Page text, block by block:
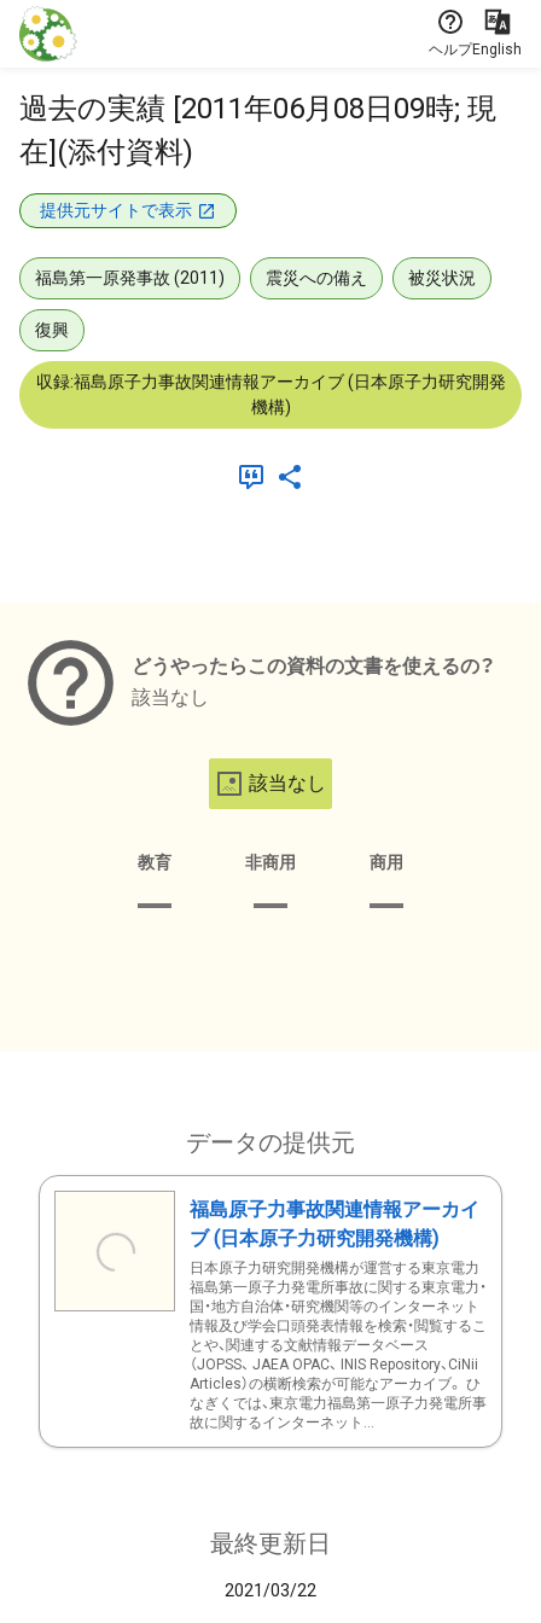
本文に飛ぶ
ヘルプEnglish
過去の実績 [2011年06月08日09時; 現
在](添付資料)
提供元サイトで表示
福島第一原発事故 (2011) 震災への備え 被災状況
復興
収録:福島原子力事故関連情報アーカイブ (日本原子力研究開発
機構)
どうやったらこの資料の文書を使えるの？
該当なし
該当なし
教育 非商用 商用
データの提供元
福島原子力事故関連情報アーカイ
ブ (日本原子力研究開発機構)
日本原子力研究開発機構が運営する東京電力
福島第一原子力発電所事故に関する東京電力・
国・地方自治体・研究機関等のインターネット
情報及び学会口頭発表情報を検索・閲覧するこ
とや、関連する文献情報データベース
（JOPSS、 JAEA OPAC、 INIS Repository、CiNii
Articles）の横断検索が可能なアーカイブ。 ひ
なぎくでは、東京電力福島第一原子力発電所事
故に関するインターネット...
最終更新日
2021/03/22